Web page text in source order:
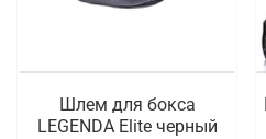
Шлем для бокса
LEGENDA Elite черный